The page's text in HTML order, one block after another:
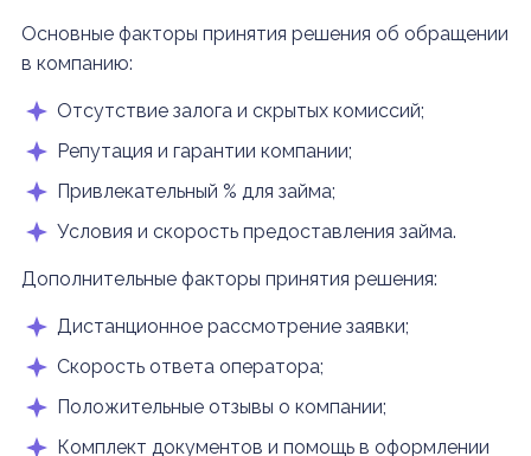
Основные факторы принятия решения об обращении
в компанию:
Отсутствие залога и скрытых комиссий;
Репутация и гарантии компании;
Привлекательный % для займа;
Условия и скорость предоставления займа.
Дополнительные факторы принятия решения:
Дистанционное рассмотрение заявки;
Скорость ответа оператора;
Положительные отзывы о компании;
Комплект документов и помощь в оформлении